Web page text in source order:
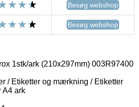
Besøg webshop
Besøg webshop
1stk/ark (210x297mm) 003R97400
/ Etiketter og mærkning / Etiketter
A4 ark